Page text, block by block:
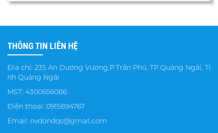
THÔNG TIN LIÊN HỆ
Địa chỉ: 235 An Dương Vương,P.Trần Phú, TP.Quảng Ngãi, Tỉ
nh Quảng Ngãi
MST: 4300656086
Điện thoại: 0915894767
Email: nvdondqs@gmail.com